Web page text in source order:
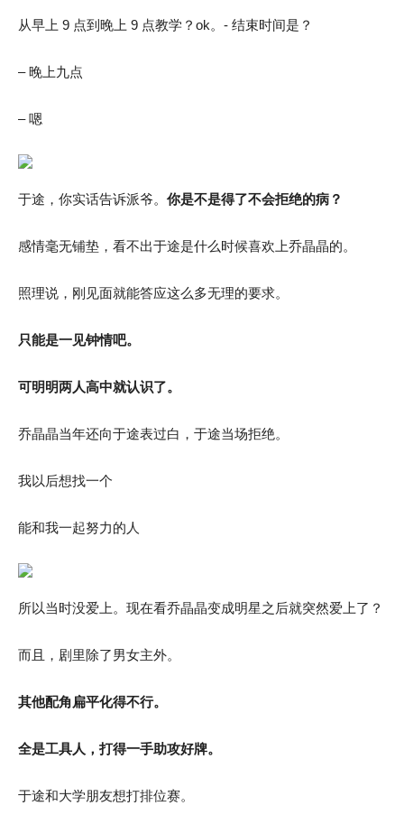
从早上 9 点到晚上 9 点教学？ok。- 结束时间是？
– 晚上九点
– 嗯
于途，你实话告诉派爷。 你是不是得了不会拒绝的病？
感情毫无铺垫，看不出于途是什么时候喜欢上乔晶晶的。
照理说，刚见面就能答应这么多无理的要求。
只能是一见钟情吧。
可明明两人高中就认识了。
乔晶晶当年还向于途表过白，于途当场拒绝。
我以后想找一个
能和我一起努力的人
所以当时没爱上。现在看乔晶晶变成明星之后就突然爱上了？
而且，剧里除了男女主外。
其他配角扁平化得不行。
全是工具人，打得一手助攻好牌。
于途和大学朋友想打排位赛。